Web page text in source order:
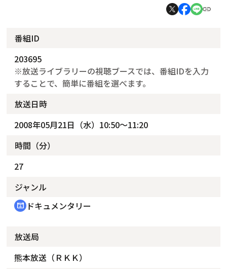
番組ID
203695
※放送ライブラリーの視聴ブースでは、番組IDを入力
することで、簡単に番組を選べます。
放送日時
2008年05月21日（水）10:50～11:20
時間（分）
27
ジャンル
cinematic_blur ドキュメンタリー
放送局
熊本放送（ＲＫＫ）